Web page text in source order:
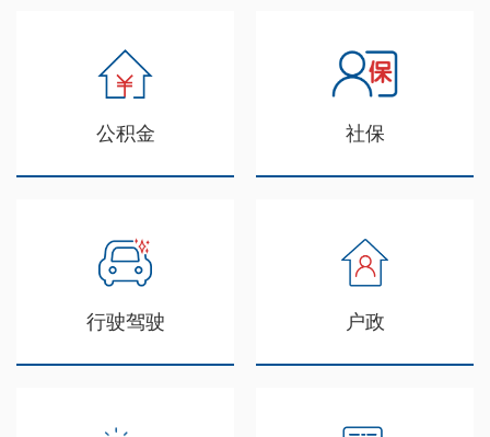
公积金 社保
行驶驾驶 户政